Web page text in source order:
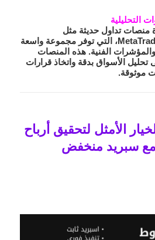
التحليلية
منصات تداول حديثة مثل
MetaTrader 4 وMetaTrader 5، التي توفر مجموعة واسعة
والمؤشرات الفنية. هذه المنصات
تحليل الأسواق بدقة واتخاذ قرارات
موثوقة.
الأمثل لتحقيق أرباح
سبريد منخفض